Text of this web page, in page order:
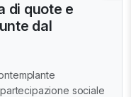
di quote e
dal
sociale